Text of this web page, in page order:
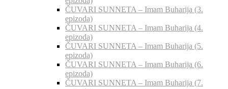
ČUVARI SUNNETA – Imam Buharija (3.
epizoda)
ČUVARI SUNNETA – Imam Buharija (4.
epizoda)
ČUVARI SUNNETA – Imam Buharija (5.
epizoda)
ČUVARI SUNNETA – Imam Buharija (6.
epizoda)
ČUVARI SUNNETA – Imam Buharija (7.